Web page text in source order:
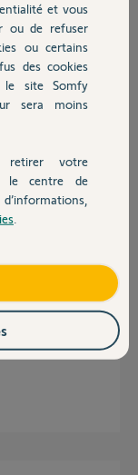
depuis 2018.
et vous
ou de refuser
ou certains
des cookies
le site Somfy
sera moins
retirer votre
le centre de